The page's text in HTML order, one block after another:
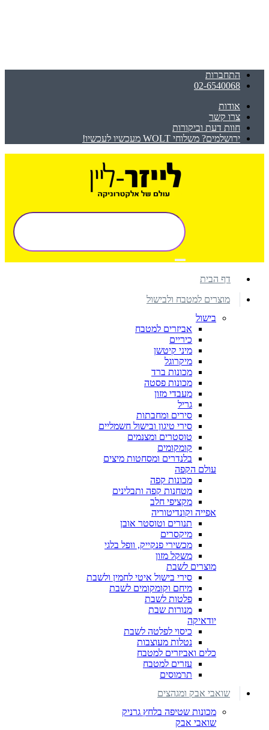
התחברות
02-6540068
אודות
צרו קשר
חוות דעת וביקורות
ירושלמים? משלוחי WOLT מעכשיו לעכשיו!
דף הבית
מוצרים למטבח ולבישול
בישול
אביזרים למטבח
כיריים
מיני קיטשן
מיקרוגל
מכונות ברד
מכונות פסטה
מעבדי מזון
גריל
סירים ומחבתות
סירי טיגון ובישול חשמליים
טוסטרים ומצנמים
קומקומים
בלנדרים ומסחטות מיצים
עולם הקפה
מכונות קפה
מטחנות קפה ותבלינים
מקציפי חלב
אפייה וקונדיטוריה
תנורים וטוסטר אובן
מיקסרים
מכשירי פנקייק, וופל בלגי
משקל מזון
מוצרים לשבת
סירי בישול איטי לחמין ולשבת
מיחם וקומקומים לשבת
פלטות לשבת
מנורות שבת
יודאיקה
כיסוי לפלטה לשבת
נטלות מעוצבות
כלים ואביזרים למטבח
עזרים למטבח
תרמוסים
שואבי אבק ומגהצים
מכונות שטיפה בלחץ גרניק
שואבי אבק